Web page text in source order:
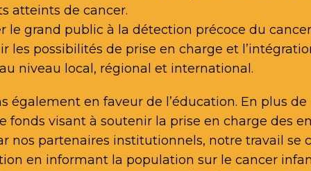
atteints de cancer.
le grand public à la détection précoce du
les possibilités de prise en charge et
niveau local, régional et international.
également en faveur de l’éducation. En plus
fonds visant à soutenir la prise en charge des
nos partenaires institutionnels, notre travail se
en informant la population sur le cancer